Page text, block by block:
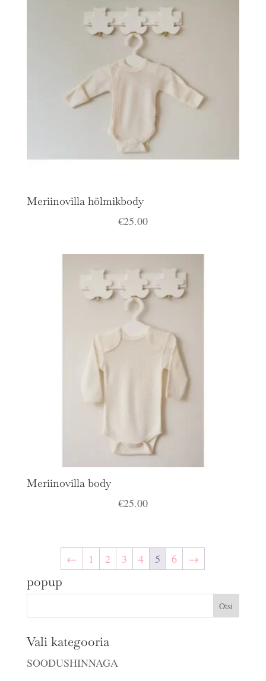
Meriinovilla hõlmikbody
€25.00
Meriinovilla body
€25.00
← 1 2 3 4 5 6 →
popup
Vali kategooria
SOODUSHINNAGA